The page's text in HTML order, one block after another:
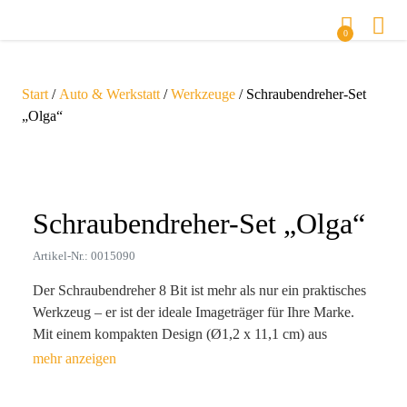
0
Start / Auto & Werkstatt /Werkzeuge / Schraubendreher-Set
„Olga“
Schraubendreher-Set „Olga“
Artikel-Nr.: 0015090
Der Schraubendreher 8 Bit ist mehr als nur ein praktisches
Werkzeug – er ist der ideale Imageträger für Ihre Marke.
Mit einem kompakten Design (Ø1,2 x 11,1 cm) aus
hochwertigem Aluminium und Stahl ist er nicht nur